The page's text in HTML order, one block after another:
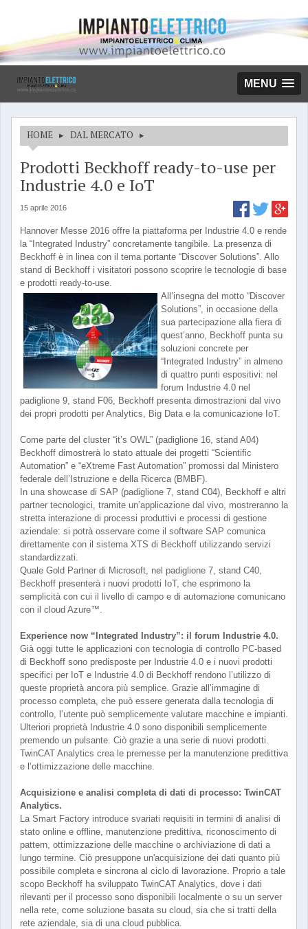
MENU
HOME ▸ DAL MERCATO ▸
Prodotti Beckhoff ready-to-use per
Industrie 4.0 e IoT
15 aprile 2016
Hannover Messe 2016 offre la piattaforma per Industrie 4.0 e rende
la “Integrated Industry” concretamente tangibile. La presenza di
Beckhoff è in linea con il tema portante “Discover Solutions”. Allo
stand di Beckhoff i visitatori possono scoprire le tecnologie di base
e prodotti ready-to-use.
All’insegna del motto “Discover
Solutions”, in occasione della
sua partecipazione alla fiera di
quest’anno, Beckhoff punta su
soluzioni concrete per
“Integrated Industry” in almeno
di quattro punti espositivi: nel
forum Industrie 4.0 nel
padiglione 9, stand F06, Beckhoff presenta dimostrazioni dal vivo
dei propri prodotti per Analytics, Big Data e la comunicazione IoT.
Come parte del cluster “it’s OWL” (padiglione 16, stand A04)
Beckhoff dimostrerà lo stato attuale dei progetti “Scientific
Automation” e “eXtreme Fast Automation” promossi dal Ministero
federale dell’Istruzione e della Ricerca (BMBF).
In una showcase di SAP (padiglione 7, stand C04), Beckhoff e altri
partner tecnologici, tramite un’applicazione dal vivo, mostreranno la
stretta interazione di processi produttivi e processi di gestione
aziendale: si potrà osservare come il software SAP comunica
direttamente con il sistema XTS di Beckhoff utilizzando servizi
standardizzati.
Quale Gold Partner di Microsoft, nel padiglione 7, stand C40,
Beckhoff presenterà i nuovi prodotti IoT, che esprimono la
semplicità con cui il livello di campo e di automazione comunicano
con il cloud Azure™.
Experience now “Integrated Industry”: il forum Industrie 4.0.
Già oggi tutte le applicazioni con tecnologia di controllo PC-based
di Beckhoff sono predisposte per Industrie 4.0 e i nuovi prodotti
specifici per IoT e Industrie 4.0 di Beckhoff rendono l’utilizzo di
queste proprietà ancora più semplice. Grazie all’immagine di
processo completa, che può essere generata dalla tecnologia di
controllo, l’utente può semplicemente valutare macchine e impianti.
Ulteriori proprietà Industrie 4.0 sono disponibili semplicemente
premendo un pulsante. Ciò grazie a una serie di nuovi prodotti.
TwinCAT Analytics crea le premesse per la manutenzione predittiva
e l’ottimizzazione delle macchine.
Acquisizione e analisi completa di dati di processo: TwinCAT
Analytics.
La Smart Factory introduce svariati requisiti in termini di analisi di
stato online e offline, manutenzione predittiva, riconoscimento di
pattern, ottimizzazione delle macchine o archiviazione di dati a
lungo termine. Ciò presuppone un'acquisizione dei dati quanto più
possibile completa e sincrona al ciclo di lavorazione. Proprio a tale
scopo Beckhoff ha sviluppato TwinCAT Analytics, dove i dati
rilevanti per il processo sono disponibili localmente o su un server
nella rete, come soluzione basata su cloud, sia che si tratti della
rete aziendale, sia di una cloud pubblica.